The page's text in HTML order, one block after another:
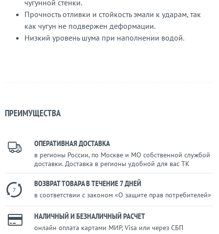
чугунной стенки.
Прочность отливки и стойкость эмали к ударам, так
как чугун не подвержен деформации.
Низкий уровень шума при наполнении водой.
ПРЕИМУЩЕСТВА
ОПЕРАТИВНАЯ ДОСТАВКА
в регионы России, по Москве и МО собственной службой
доставки. Доставка в регионы удобной для вас ТК
7
ВОЗВРАТ ТОВАРА В ТЕЧЕНИЕ 7 ДНЕЙ
в соответствии с законом «О защите прав потребителей»
НАЛИЧНЫЙ И БЕЗНАЛИЧНЫЙ РАСЧЕТ
онлайн оплата картами МИР, Visa или через СБП